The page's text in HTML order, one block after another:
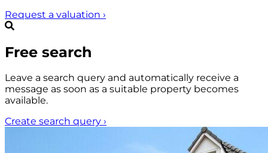
Request a valuation ›
Free search
Leave a search query and automatically receive a
message as soon as a suitable property becomes
available.
Create search query ›